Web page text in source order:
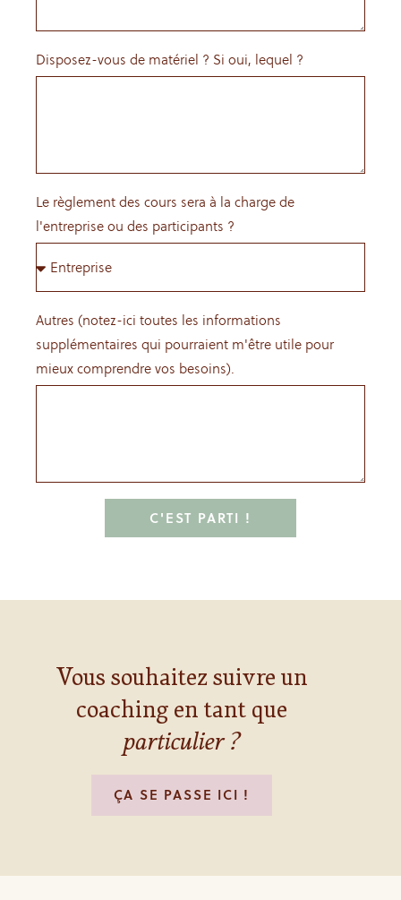
Disposez-vous de matériel ? Si oui, lequel ?
Le règlement des cours sera à la charge de
l'entreprise ou des participants ?
Autres (notez-ici toutes les informations
supplémentaires qui pourraient m'être utile pour
mieux comprendre vos besoins).
C'EST PARTI !
Vous souhaitez suivre un
coaching en tant que
particulier ?
ÇA SE PASSE ICI !